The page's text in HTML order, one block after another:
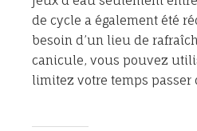
de cycle a également été
besoin d’un lieu de
canicule, vous pouvez
limitez votre temps passer